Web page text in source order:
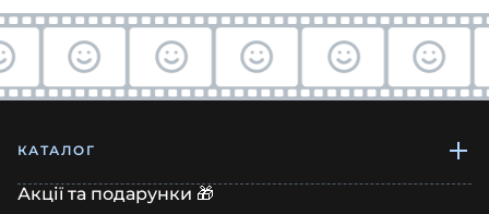
КАТАЛОГ
Акції та подарунки 🎁